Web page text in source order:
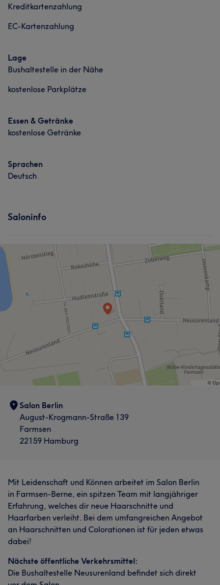
Kreditkartenzahlung
EC-Kartenzahlung
Lage
Bushaltestelle in der Nähe
kostenlose Parkplätze
Essen & Getränke
kostenlose Getränke
Sprachen
Deutsch
Saloninfo
Salon Berlin
August-Krogmann-Straße 139
Farmsen
22159 Hamburg
Mit Leidenschaft und Können arbeitet im Salon Berlin
in Farmsen-Berne, ein spitzen Team mit langjähriger
Erfahrung, welches dir neue Haarschnitte und
Haarfarben verleiht. Bei dem umfangreichen Angebot
an Haarschnitten und Colorationen ist für jeden etwas
dabei!
Nächste öffentliche Verkehrsmittel:
Die Bushaltestelle Neusurenland befindet sich direkt